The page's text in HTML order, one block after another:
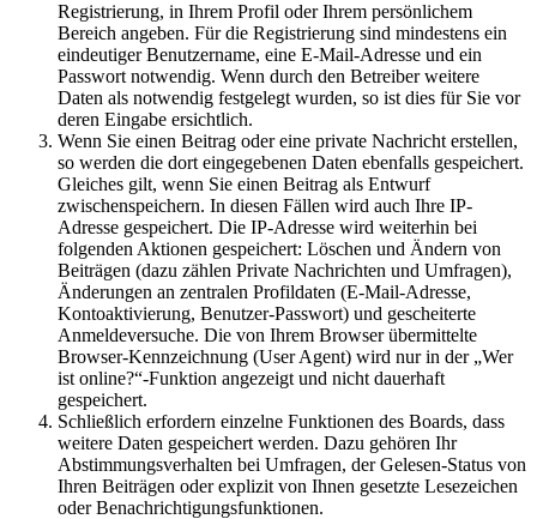
Registrierung, in Ihrem Profil oder Ihrem persönlichem
Bereich angeben. Für die Registrierung sind mindestens ein
eindeutiger Benutzername, eine E-Mail-Adresse und ein
Passwort notwendig. Wenn durch den Betreiber weitere
Daten als notwendig festgelegt wurden, so ist dies für Sie vor
deren Eingabe ersichtlich.
Wenn Sie einen Beitrag oder eine private Nachricht erstellen,
so werden die dort eingegebenen Daten ebenfalls gespeichert.
Gleiches gilt, wenn Sie einen Beitrag als Entwurf
zwischenspeichern. In diesen Fällen wird auch Ihre IP-
Adresse gespeichert. Die IP-Adresse wird weiterhin bei
folgenden Aktionen gespeichert: Löschen und Ändern von
Beiträgen (dazu zählen Private Nachrichten und Umfragen),
Änderungen an zentralen Profildaten (E-Mail-Adresse,
Kontoaktivierung, Benutzer-Passwort) und gescheiterte
Anmeldeversuche. Die von Ihrem Browser übermittelte
Browser-Kennzeichnung (User Agent) wird nur in der „Wer
ist online?“-Funktion angezeigt und nicht dauerhaft
gespeichert.
Schließlich erfordern einzelne Funktionen des Boards, dass
weitere Daten gespeichert werden. Dazu gehören Ihr
Abstimmungsverhalten bei Umfragen, der Gelesen-Status von
Ihren Beiträgen oder explizit von Ihnen gesetzte Lesezeichen
oder Benachrichtigungsfunktionen.